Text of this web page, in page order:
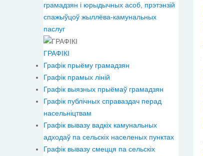
грамадзян і юрыдычных асоб, прэтэнзій
спажыўцоў жыллёва-камунальных
паслуг
ГРАФІКІ
Графік прыёму грамадзян
Графік прамых ліній
Графік выязных прыёмаў грамадзян
Графік публічных справаздач перад
насельніцтвам
Графік вывазу вадкіх камунальных
адходаў па сельскіх населеных пунктах
Графік вывазу смецця па сельскіх